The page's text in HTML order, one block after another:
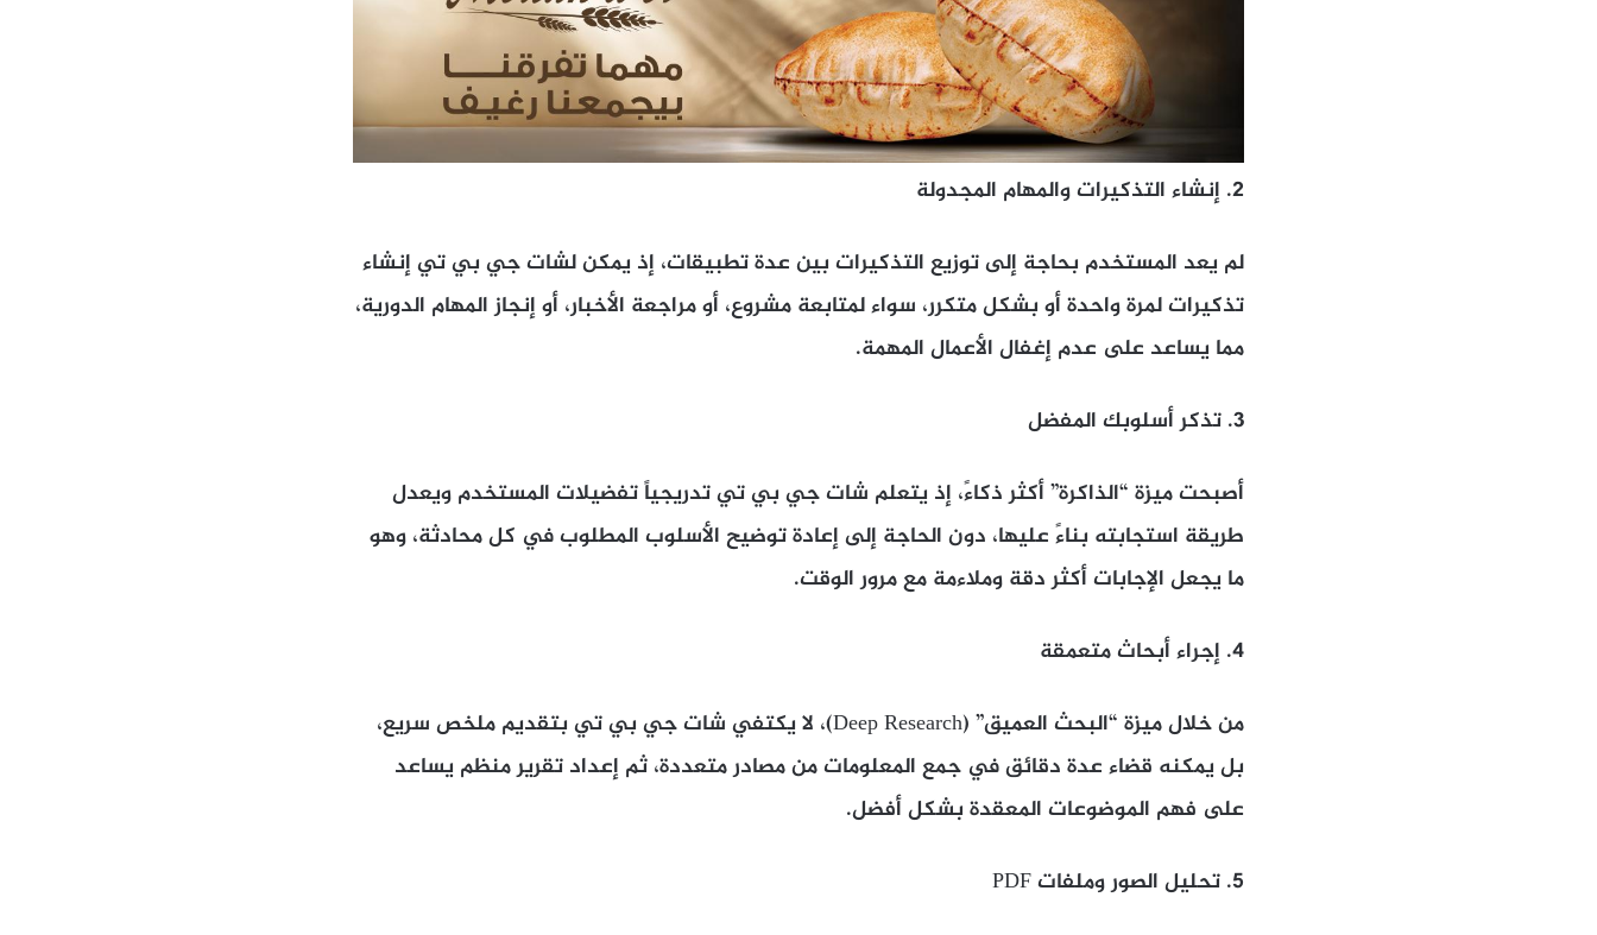
2. إنشاء التذكيرات والمهام المجدولة
لم يعد المستخدم بحاجة إلى توزيع التذكيرات بين عدة تطبيقات، إذ يمكن لشات جي بي تي إنشاء
تذكيرات لمرة واحدة أو بشكل متكرر، سواء لمتابعة مشروع، أو مراجعة الأخبار، أو إنجاز المهام الدورية،
مما يساعد على عدم إغفال الأعمال المهمة.
3. تذكر أسلوبك المفضل
أصبحت ميزة “الذاكرة” أكثر ذكاءً، إذ يتعلم شات جي بي تي تدريجياً تفضيلات المستخدم ويعدل
طريقة استجابته بناءً عليها، دون الحاجة إلى إعادة توضيح الأسلوب المطلوب في كل محادثة، وهو
ما يجعل الإجابات أكثر دقة وملاءمة مع مرور الوقت.
4. إجراء أبحاث متعمقة
من خلال ميزة “البحث العميق” (Deep Research)، لا يكتفي شات جي بي تي بتقديم ملخص سريع،
بل يمكنه قضاء عدة دقائق في جمع المعلومات من مصادر متعددة، ثم إعداد تقرير منظم يساعد
على فهم الموضوعات المعقدة بشكل أفضل.
5. تحليل الصور وملفات PDF